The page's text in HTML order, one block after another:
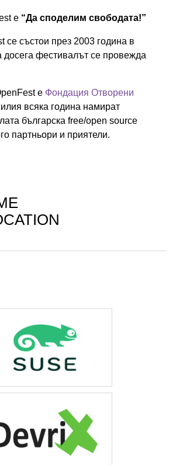
е “Да споделим свободата!”
се състои през 2003 година в
досега фестивалът се провежда
е Фондация Отворени
всяка година намират
българска free/open source
партньори и приятели.